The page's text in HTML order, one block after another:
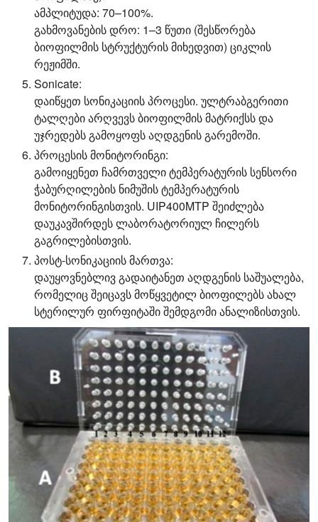
ამპლიტუდა: 70–100%.
გახმოვანების დრო: 1–3 წუთი (შესწორება
ბიოფილმის სტრუქტურის მიხედვით) ციკლის
რეჟიმში.
Sonicate:
დაიწყეთ სონიკაციის პროცესი. ულტრაბგერითი
ტალღები არღვევს ბიოფილმის მატრიქსს და
უჯრედებს გამოყოფს აღდგენის გარემოში.
პროცესის მონიტორინგი:
გამოიყენეთ ჩამრთველი ტემპერატურის სენსორი
ჭაბურღილების ნიმუშის ტემპერატურის
მონიტორინგისთვის. UIP400MTP შეიძლება
დაუკავშირდეს ლაბორატორიულ ჩილერს
გაგრილებისთვის.
პოსტ-სონიკაციის მართვა:
დაუყოვნებლივ გადაიტანეთ აღდგენის საშუალება,
რომელიც შეიცავს მოწყვეტილ ბიოფილებს ახალ
სტერილურ ფირფიტაში შემდგომი ანალიზისთვის.